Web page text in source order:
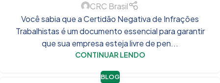
CRC Brasil
Você sabia que a Certidão Negativa de Infrações
Trabalhistas é um documento essencial para garantir
que sua empresa esteja livre de pen...
CONTINUAR LENDO
BLOG